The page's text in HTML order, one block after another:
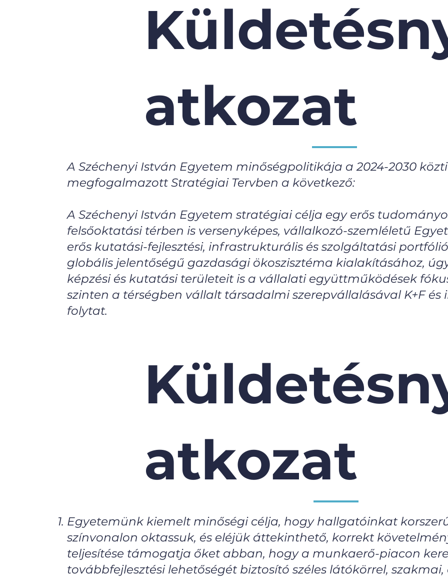
atkozat
A Széchenyi István Egyetem minőségpolitikája a 2024-2030
megfogalmazott Stratégiai Tervben a következő:
A Széchenyi István Egyetem stratégiai célja egy erős
felsőoktatási térben is versenyképes, vállalkozó-szemléletű
erős kutatási-fejlesztési, infrastrukturális és szolgáltatási
globális jelentőségű gazdasági ökoszisztéma kialakításához,
képzési és kutatási területeit is a vállalati együttműködések
szinten a térségben vállalt társadalmi szerepvállalásával K+F és
folytat.
atkozat
Egyetemünk kiemelt minőségi célja, hogy hallgatóinkat
színvonalon oktassuk, és eléjük áttekinthető, korrekt
teljesítése támogatja őket abban, hogy a munkaerő-piacon
továbbfejlesztési lehetőségét biztosító széles látókörrel, szakmai,